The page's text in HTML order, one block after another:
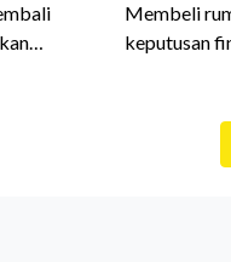
Membeli
keputusan
Namun